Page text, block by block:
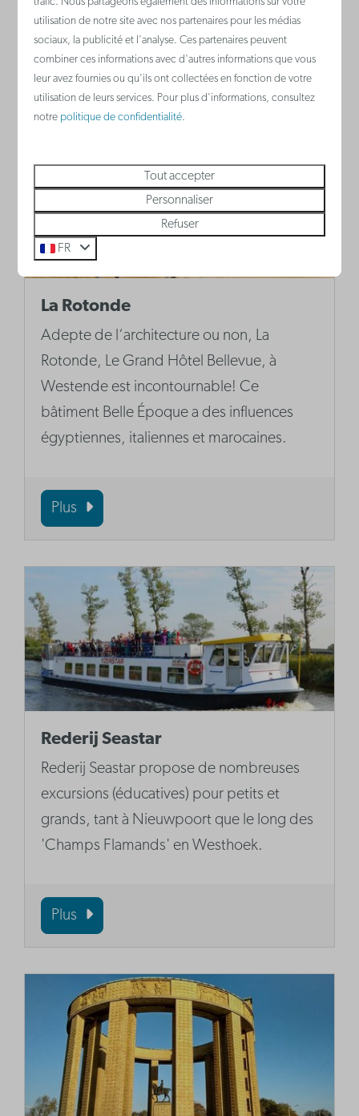
mêmes.
Plus
La Rotonde
Adepte de l‘architecture ou non, La
Rotonde, Le Grand Hôtel Bellevue, à
Westende est incontournable! Ce
bâtiment Belle Époque a des influences
égyptiennes, italiennes et marocaines.
Plus
Rederij Seastar
Rederij Seastar propose de nombreuses
excursions (éducatives) pour petits et
grands, tant à Nieuwpoort que le long des
'Champs Flamands' en Westhoek.
Plus
utilisation de notre site avec nos partenaires pour les médias
sociaux, la publicité et l'analyse. Ces partenaires peuvent
combiner ces informations avec d'autres informations que vous
leur avez fournies ou qu'ils ont collectées en fonction de votre
utilisation de leurs services. Pour plus d'informations, consultez
notre politique de confidentialité.
Tout accepter
Personnaliser
Refuser
FR